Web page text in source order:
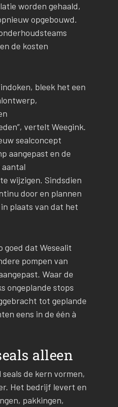
worden gehaald,
opgebouwd.
de kosten
bleek het een
vertelt Weegink.
sealconcept
aangepast en de
aantal
wijzigen. Sindsdien
door en plannen
plaats van dat het
goed dat Wesealit
pompen van
Waar de
ongeplande stops
tot geplande
eens in de één à
alleen
de kern vormen,
Het bedrijf levert en
pakkingen,